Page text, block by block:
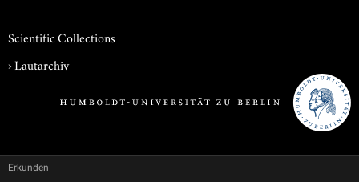
Scientific Collections
›Lautarchiv
Erkunden